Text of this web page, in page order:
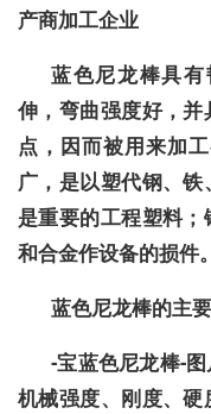
产商加工企业
蓝色尼龙棒具
伸，弯曲强度好，
点，因而被用来加
广，是以塑代钢、
是重要的工程塑料
和合金作设备的损件。
蓝色尼龙棒的主
-宝蓝色尼龙棒-
机械强度、刚度、